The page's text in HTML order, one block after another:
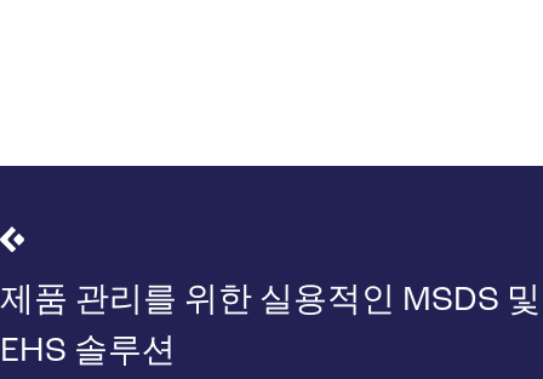
제품 관리를 위한 실용적인 MSDS 및
EHS 솔루션